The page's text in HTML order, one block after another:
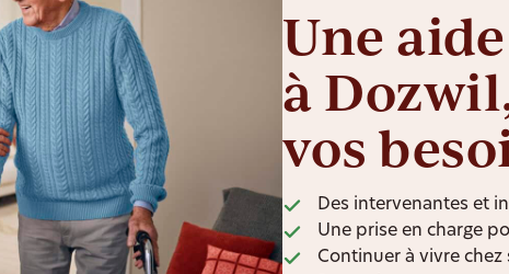
Une
à
vos
Des intervenantes et
Une prise en charge
Continuer à vivre